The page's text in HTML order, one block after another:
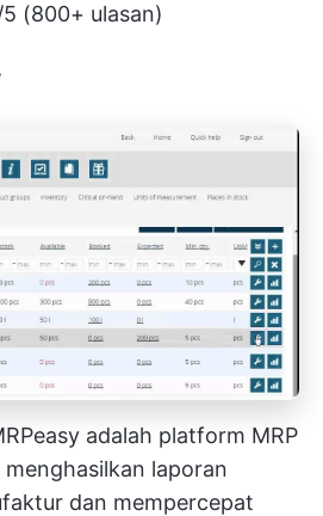
(800+ ulasan)
adalah platform MRP
laporan
dan mempercepat